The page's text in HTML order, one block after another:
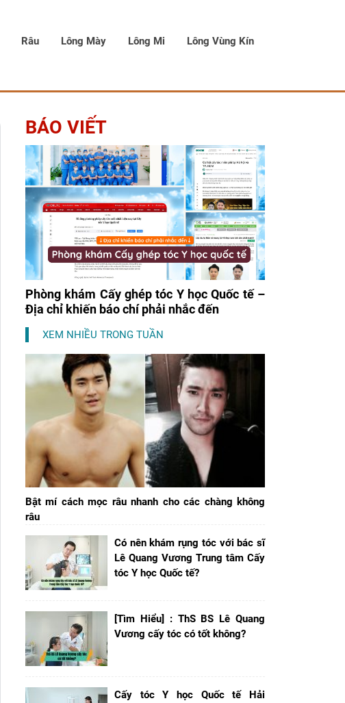
Râu Lông Mày Lông Mi Lông Vùng Kín
BÁO VIẾT
Phòng khám Cấy ghép tóc Y học Quốc tế –
Địa chỉ khiến báo chí phải nhắc đến
XEM NHIỀU TRONG TUẦN
Bật mí cách mọc râu nhanh cho các chàng không
râu
Có nên khám rụng tóc với bác sĩ
Lê Quang Vương Trung tâm Cấy
tóc Y học Quốc tế?
[Tìm Hiểu] : ThS BS Lê Quang
Vương cấy tóc có tốt không?
Cấy tóc Y học Quốc tế Hải